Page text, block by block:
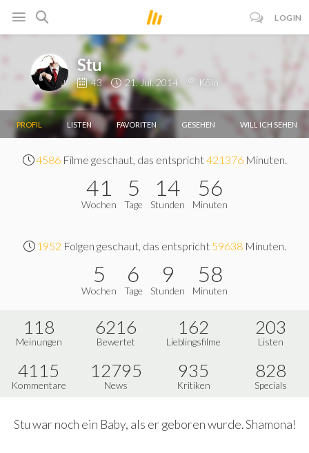
LOGIN
Stu
43 21. Jul. 2014 Köln
PROFIL LISTEN FAVORITEN GESEHEN WILL ICH SEHEN
4586Filme geschaut, das entspricht421376Minuten.
41
Wochen
5
Tage
14
Stunden
56
Minuten
1952 Folgen geschaut, das entspricht 59638Minuten.
5
Wochen
6
Tage
9
Stunden
58
Minuten
118
Meinungen
6216
Bewertet
162
Lieblingsfilme
203
Listen
4115
Kommentare
12795
News
935
Kritiken
828
Specials
Stu war noch ein Baby, als er geboren wurde. Shamona!